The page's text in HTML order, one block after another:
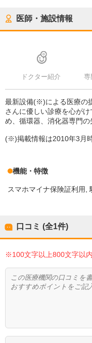
医師・施設情報
ドクター紹介 専
最新設備(※)による医療の
さんに優しい診療を心が
め、循環器、消化器専門の
(※)掲載情報は2010年3月
機能・特徴
スマホマイナ保険証利用
口コミ (全1件)
※100文字以上800文字以